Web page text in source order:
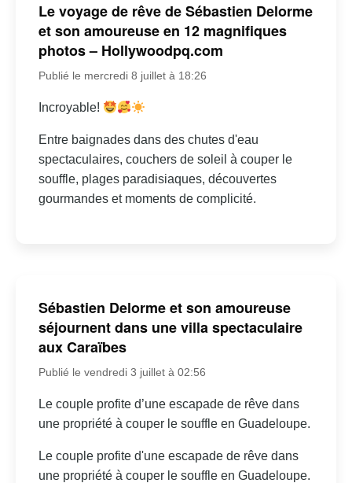
Le voyage de rêve de Sébastien Delorme
et son amoureuse en 12 magnifiques
photos – Hollywoodpq.com
Publié le mercredi 8 juillet à 18:26
Incroyable!
Entre baignades dans des chutes d'eau
spectaculaires, couchers de soleil à couper le
souffle, plages paradisiaques, découvertes
gourmandes et moments de complicité.
Sébastien Delorme et son amoureuse
séjournent dans une villa spectaculaire
aux Caraïbes
Publié le vendredi 3 juillet à 02:56
Le couple profite d’une escapade de rêve dans
une propriété à couper le souffle en Guadeloupe.
Le couple profite d'une escapade de rêve dans
une propriété à couper le souffle en Guadeloupe.